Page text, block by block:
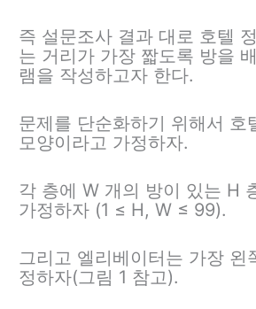
즉 설문조사 결과 대로 호텔
는 거리가 가장 짧도록 방을
램을 작성하고자 한다.
문제를 단순화하기 위해서 호
모양이라고 가정하자.
각 층에 W 개의 방이 있는 H
가정하자 (1 ≤ H, W ≤ 99).
그리고 엘리베이터는 가장 왼
정하자(그림 1 참고).